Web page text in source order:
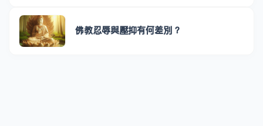
佛教忍辱與壓抑有何差別 ？